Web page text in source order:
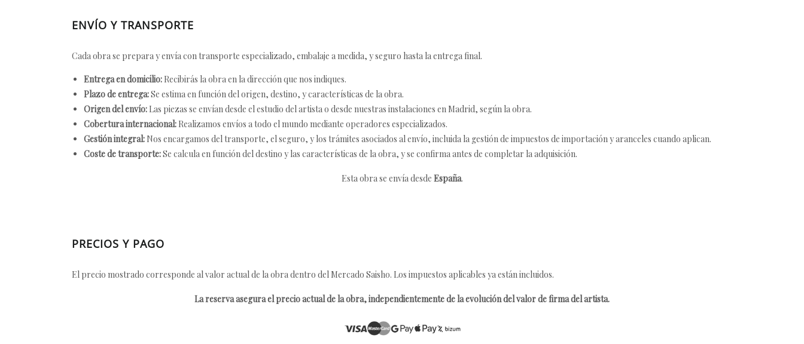
ENVÍO Y TRANSPORTE
Cada obra se prepara y envía con transporte especializado, embalaje a medida, y seguro hasta la entrega final.
Entrega en domicilio: Recibirás la obra en la dirección que nos indiques.
Plazo de entrega:Se estima en función del origen, destino, y características de la obra.
Origen del envío: Las piezas se envían desde el estudio del artista o desde nuestras instalaciones en Madrid, según la obra.
Cobertura internacional: Realizamos envíos a todo el mundo mediante operadores especializados.
Gestión integral: Nos encargamos del transporte, el seguro, y los trámites asociados al envío, incluida la gestión de impuestos de importación y aranceles cuando aplican.
Coste de transporte:Se calcula en función del destino y las características de la obra, y se confirma antes de completar la adquisición.
Esta obra se envía desde España.
PRECIOS Y PAGO
El precio mostrado corresponde al valor actual de la obra dentro del Mercado Saisho. Los impuestos aplicables ya están incluidos.
La reserva asegura el precio actual de la obra, independientemente de la evolución del valor de firma del artista.